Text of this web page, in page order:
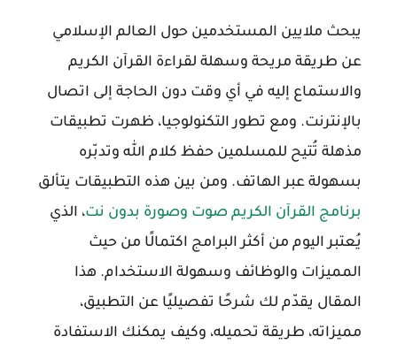
يبحث ملايين المستخدمين حول العالم الإسلامي
عن طريقة مريحة وسهلة لقراءة القرآن الكريم
والاستماع إليه في أي وقت دون الحاجة إلى اتصال
بالإنترنت. ومع تطور التكنولوجيا، ظهرت تطبيقات
مذهلة تُتيح للمسلمين حفظ كلام الله وتدبّره
بسهولة عبر الهاتف. ومن بين هذه التطبيقات يتألق
برنامج القرآن الكريم صوت وصورة بدون نت، الذي
يُعتبر اليوم من أكثر البرامج اكتمالًا من حيث
المميزات والوظائف وسهولة الاستخدام. هذا
المقال يقدّم لك شرحًا تفصيليًا عن التطبيق،
مميزاته، طريقة تحميله، وكيف يمكنك الاستفادة